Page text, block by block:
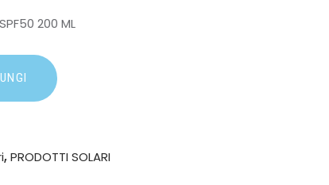
200 ML
,PRODOTTI SOLARI